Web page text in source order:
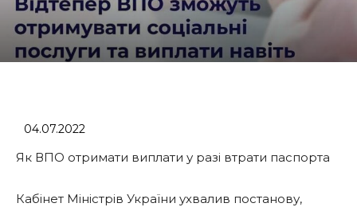
04.07.2022
Як ВПО отримати виплати у разі втрати паспорта
Кабінет Міністрів України ухвалив постанову,